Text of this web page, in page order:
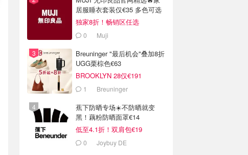
居服睡衣套装仅€35 多色可选
独家8折！畅销区任选
0 Muji
Breuninger "最后机会"叠加8折
UGG栗棕色€63
BROOKLYN 28仅€191
1 Breuninger
蕉下防晒专场☀️不防晒就变
黑！藕粉防晒面罩€14
低至4.1折！双肩包€19
0 Joybuy DE